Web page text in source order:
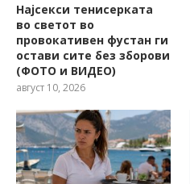
Најсекси тенисерката
во светот во
провокативен фустан ги
остави сите без зборови
(ФОТО и ВИДЕО)
август 10, 2026